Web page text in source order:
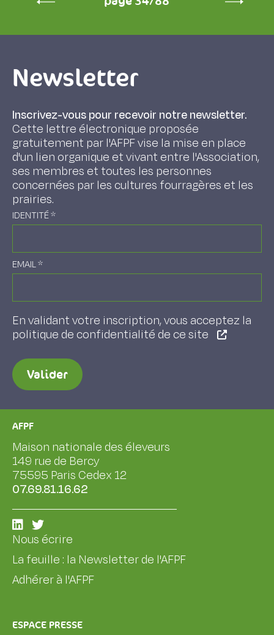
Newsletter
Inscrivez-vous pour recevoir notre newsletter.
Cette lettre électronique proposée
gratuitement par l'AFPF vise la mise en place
d'un lien organique et vivant entre l'Association,
ses membres et toutes les personnes
concernées par les cultures fourragères et les
prairies.
IDENTITÉ*
EMAIL*
En validant votre inscription, vous acceptez la
politique de confidentialité de ce site
Valider
AFPF
Maison nationale des éleveurs
149 rue de Bercy
75595 Paris Cedex 12
07.69.81.16.62
Nous écrire
La feuille : la Newsletter de l'AFPF
Adhérer à l'AFPF
ESPACE PRESSE